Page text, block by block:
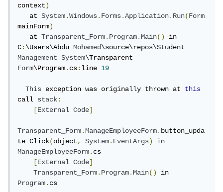
context)
   at
System.Windows.Forms.Application.Run(Form
mainForm)
   at
Transparent_Form.Program.Main()
in
C:\Users\Abdu Mohamed
Management
System
Form\Program.cs:line 19
This exception was originally thrown at this
call stack:
[External Code]
Transparent_Form.ManageEmployeeForm.button_upda
te_Click(object, System.EventArgs)
ManageEmployeeForm.cs
[External Code]
Transparent_Form.Program.Main()
Program.cs